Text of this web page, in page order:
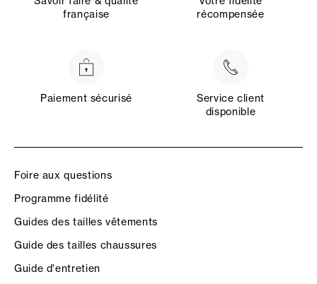
française
récompensée
Paiement sécurisé
Service client
disponible
Foire aux questions
Programme fidélité
Guides des tailles vêtements
Guide des tailles chaussures
Guide d'entretien